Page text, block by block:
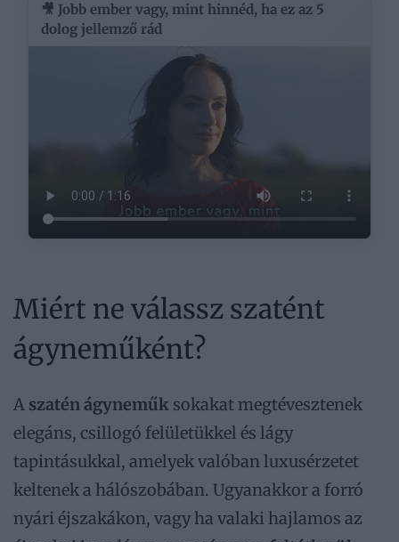
🎥 Jobb ember vagy, mint hinnéd, ha ez az 5
dolog jellemző rád
Miért ne válassz szatént
ágyneműként?
A szatén ágyneműk sokakat megtévesztenek
elegáns, csillogó felületükkel és lágy
tapintásukkal, amelyek valóban luxusérzetet
keltenek a hálószobában. Ugyanakkor a forró
nyári éjszakákon, vagy ha valaki hajlamos az